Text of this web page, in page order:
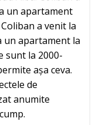
un apartament
a venit la
un apartament la
sunt la 2000-
așa ceva.
de
anumite